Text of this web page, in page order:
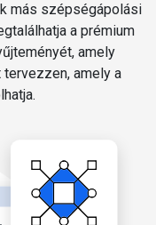
más szépségápolási
a prémium
amely
amely a